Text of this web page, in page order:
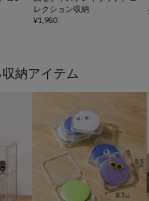
レクション収納
¥1,980
納アイテム